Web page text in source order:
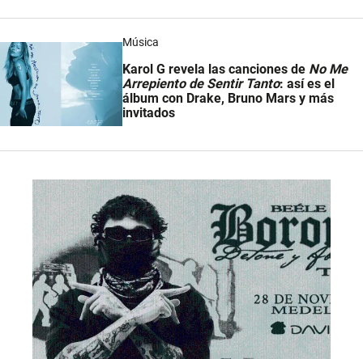
Música
Karol G revela las canciones de No Me
Arrepiento de Sentir Tanto: así es el
álbum con Drake, Bruno Mars y más
invitados